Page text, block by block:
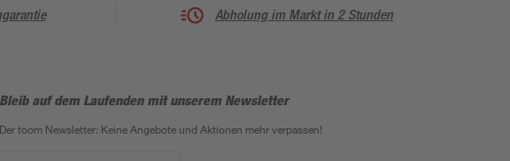
Abholung im Markt in 2 Stunden
Bleib auf dem Laufenden mit unserem Newsletter
Der toom Newsletter: Keine Angebote und Aktionen mehr verpassen!